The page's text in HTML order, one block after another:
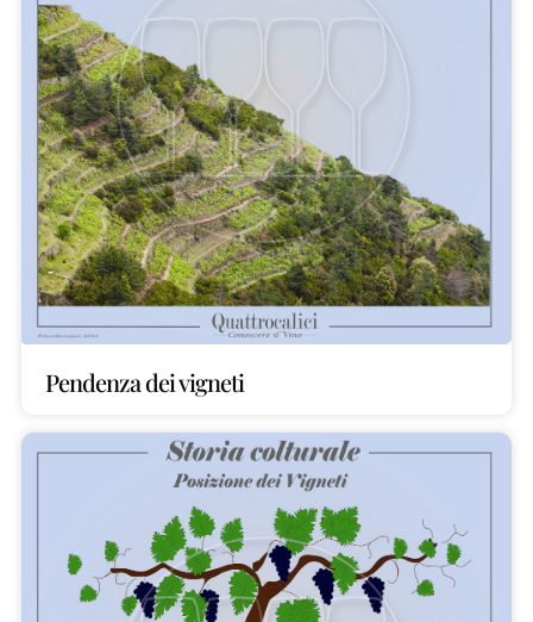
Pendenza dei vigneti